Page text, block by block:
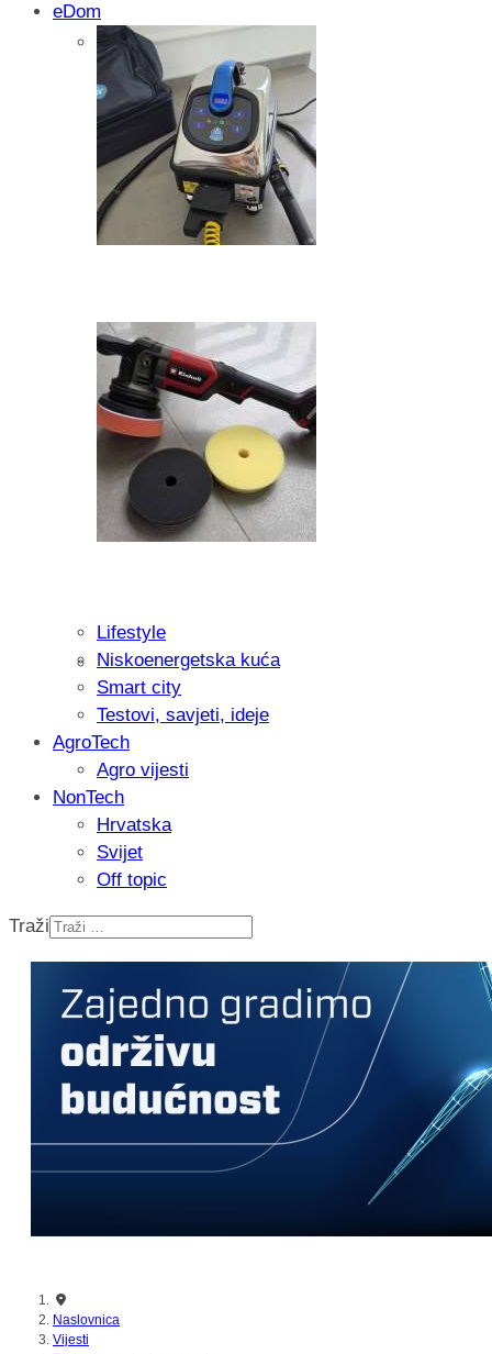
Isprobali smo: SparkShare BoxEV –
funkcionalnost i jednostavnost
Zašto dolazi do kristalizacije AdBlue
eDom
Isprobali smo: Thermostar
Recenzija: Einhell Professional CP-
nikada prije
Lifestyle
Niskoenergetska kuća
Smart city
Testovi, savjeti, ideje
AgroTech
Agro vijesti
NonTech
Hrvatska
Svijet
Off topic
Traži
Naslovnica
Vijesti